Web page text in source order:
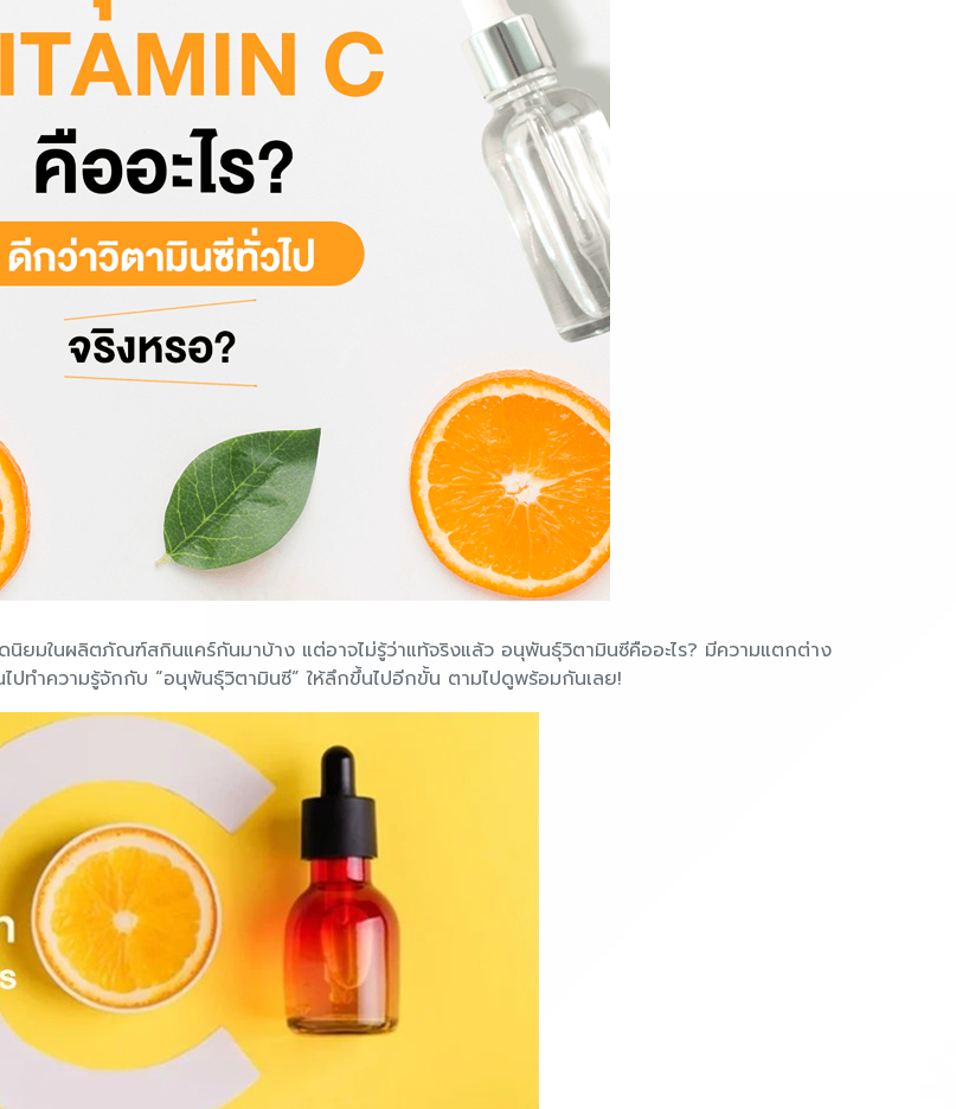
ยมในผลิตภัณฑ์สกินแคร์กันมาบ้าง แต่อาจไม่รู้ว่าแท้จริงแล้ว อนุพันธุ์วิตามินซีคืออะไร? มีความแตกต่าง
ปทำความรู้จักกับ “อนุพันธุ์วิตามินซี” ให้ลึกขึ้นไปอีกขั้น ตามไปดูพร้อมกันเลย!